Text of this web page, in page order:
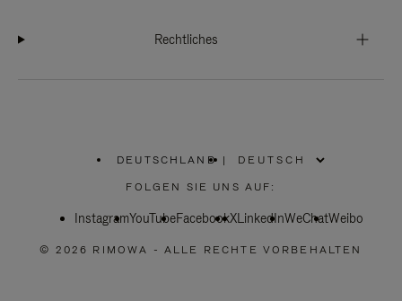
Rechtliches
DEUTSCHLAND
WÄHLEN
SIE
REGION
|
FOLGEN SIE UNS AUF:
InstagramYouTubeFacebookXLinkedInWeChatWeibo
© 2026 RIMOWA - ALLE RECHTE VORBEHALTEN